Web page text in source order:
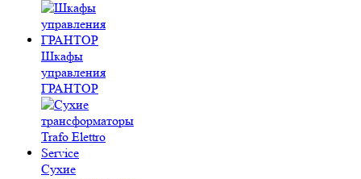
Шкафы
управления
ГРАНТОР
Сухие